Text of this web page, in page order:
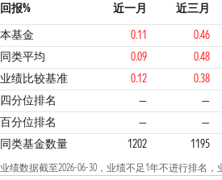
回报% 近一月 近三月
本基金
0.11 0.46
同类平均
0.09 0.48
业绩比较基准
0.12 0.38
四分位排名
— —
百分位排名 — —
同类基金数量
1202 1195
业绩数据截至2026-06-30，业绩不足1年不进行排名